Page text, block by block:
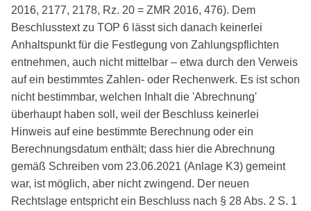
2016, 2177, 2178, Rz. 20 = ZMR 2016, 476). Dem
Beschlusstext zu TOP 6 lässt sich danach keinerlei
Anhaltspunkt für die Festlegung von Zahlungspflichten
entnehmen, auch nicht mittelbar – etwa durch den Verweis
auf ein bestimmtes Zahlen- oder Rechenwerk. Es ist schon
nicht bestimmbar, welchen Inhalt die 'Abrechnung'
überhaupt haben soll, weil der Beschluss keinerlei
Hinweis auf eine bestimmte Berechnung oder ein
Berechnungsdatum enthält; dass hier die Abrechnung
gemäß Schreiben vom 23.06.2021 (Anlage K3) gemeint
war, ist möglich, aber nicht zwingend. Der neuen
Rechtslage entspricht ein Beschluss nach § 28 Abs. 2 S. 1